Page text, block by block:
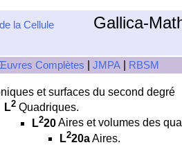
Gallica-
Complètes JMPA RBSM
et surfaces du second degré
L2 Quadriques.
L220Aires et volumes des
L220aAires.